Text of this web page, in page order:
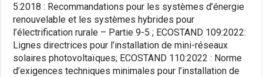
5:2018 : Recommandations pour les systèmes d’énergie
renouvelable et les systèmes hybrides pour
l’électrification rurale – Partie 9-5 ; ECOSTAND 109:2022:
Lignes directrices pour l’installation de mini-réseaux
solaires photovoltaïques; ECOSTAND 110:2022 : Norme
d’exigences techniques minimales pour l’installation de